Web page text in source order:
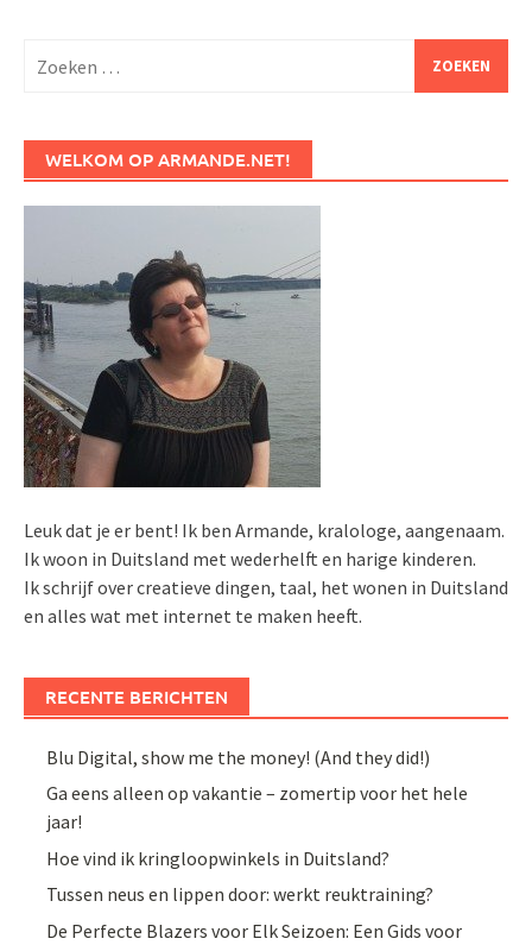
naar:
WELKOM OP ARMANDE.NET!
Leuk dat je er bent! Ik ben Armande, kralologe, aangenaam.
Ik woon in Duitsland met wederhelft en harige kinderen.
Ik schrijf over creatieve dingen, taal, het wonen in Duitsland
en alles wat met internet te maken heeft.
RECENTE BERICHTEN
Blu Digital, show me the money! (And they did!)
Ga eens alleen op vakantie – zomertip voor het hele
jaar!
Hoe vind ik kringloopwinkels in Duitsland?
Tussen neus en lippen door: werkt reuktraining?
De Perfecte Blazers voor Elk Seizoen: Een Gids voor